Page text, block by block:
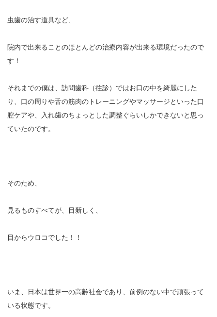
虫歯の治す道具など、
院内で出来ることのほとんどの治療内容が出来る環境だったので
す！
それまでの僕は、訪問歯科（往診）ではお口の中を綺麗にした
り、口の周りや舌の筋肉のトレーニングやマッサージといった口
腔ケアや、入れ歯のちょっとした調整ぐらいしかできないと思っ
ていたのです。
そのため、
見るものすべてが、目新しく、
目からウロコでした！！
いま、日本は世界一の高齢社会であり、前例のない中で頑張って
いる状態です。